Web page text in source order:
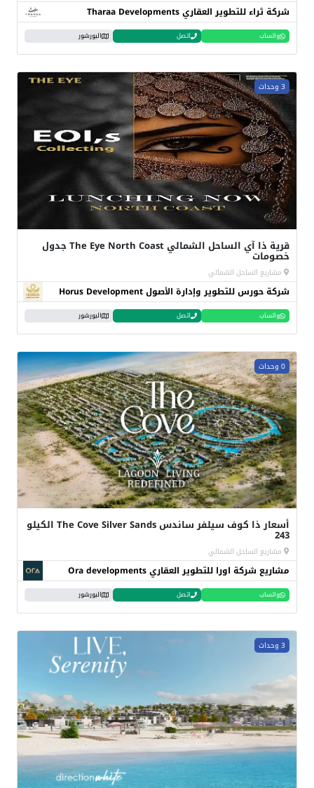
شركة ثراء للتطوير العقاري Tharaa Developments
واتساب اتصل البورشور
3 وحدات
قرية ذا آي الساحل الشمالي The Eye North Coast جدول
خصومات
مشاريع الساحل الشمالي
شركة حورس للتطوير وإدارة الأصول Horus Development
واتساب اتصل البورشور
0 وحدات
أسعار ذا كوف سيلفر ساندس The Cove Silver Sands الكيلو
243
مشاريع الساحل الشمالي
مشاريع شركة اورا للتطوير العقاري Ora developments
واتساب اتصل البورشور
3 وحدات